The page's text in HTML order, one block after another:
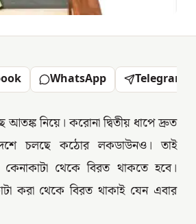
WhatsApp Telegram
নিয়ে। করোনা দ্বিতীয় ধাপে দ্রুত
চলছে কঠোর লকডাউনও। তাই
থেকে বিরত থাকতে হবে।
করা থেকে বিরত থাকাই যেন এবার